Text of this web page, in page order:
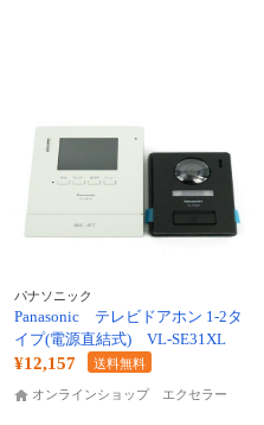
パナソニック
Panasonic テレビドアホン 1-2タ
イプ(電源直結式) VL-SE31XL
¥12,157 送料無料
オンラインショップ エクセラー